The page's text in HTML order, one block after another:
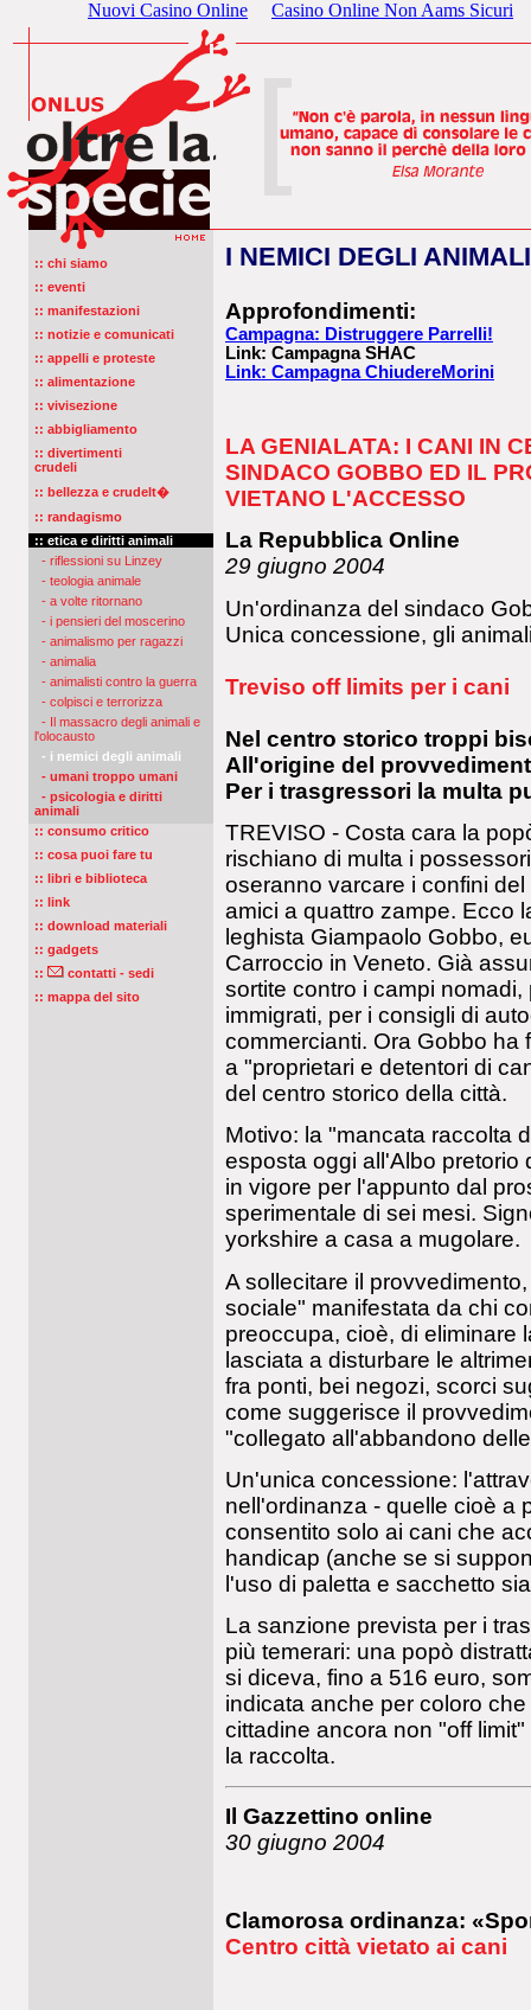
Nuovi Casino Online Casino Online Non Aams Sicuri
:: chi siamo
:: eventi
:: manifestazioni
:: notizie e comunicati
:: appelli e proteste
:: alimentazione
:: vivisezione
:: abbigliamento
:: divertimenti
crudeli
:: bellezza e crudelt�
:: randagismo
:: etica e diritti animali
- riflessioni su Linzey
- teologia animale
- a volte ritornano
- i pensieri del moscerino
- animalismo per ragazzi
- animalia
- animalisti contro la guerra
- colpisci e terrorizza
- Il massacro degli animali e
l'olocausto
- i nemici degli animali
- umani troppo umani
- psicologia e diritti
animali
:: consumo critico
:: cosa puoi fare tu
:: libri e biblioteca
:: link
:: download materiali
:: gadgets
::
contatti - sedi
:: mappa del sito
I NEMICI DEGLI ANIMALI
Approfondimenti:
Campagna: Distruggere Parrelli!
Link: Campagna SHAC
Link: Campagna ChiudereMorini
LA GENIALATA: I CANI IN
SINDACO GOBBO ED IL
VIETANO L'ACCESSO
La Repubblica Online
29 giugno 2004
Un'ordinanza del sindaco
Unica concessione, gli
Treviso off limits per i cani
Nel centro storico troppi
All'origine del
Per i trasgressori la multa
TREVISO - Costa cara la
rischiano di multa i
oseranno varcare i confini
amici a quattro zampe. Ecco
leghista Giampaolo Gobbo,
Carroccio in Veneto. Già
sortite contro i campi
immigrati, per i consigli di
commercianti. Ora Gobbo ha
a "proprietari e detentori di
del centro storico della città.
Motivo: la "mancata raccolta
esposta oggi all'Albo pretorio
in vigore per l'appunto dal
sperimentale di sei mesi.
yorkshire a casa a mugolare.
A sollecitare il
sociale" manifestata da chi
preoccupa, cioè, di eliminare
lasciata a disturbare le
fra ponti, bei negozi, scorci
come suggerisce il
"collegato all'abbandono
Un'unica concessione:
nell'ordinanza - quelle cioè a
consentito solo ai cani che
handicap (anche se si
l'uso di paletta e sacchetto
La sanzione prevista per i
più temerari: una popò
si diceva, fino a 516 euro,
indicata anche per coloro
cittadine ancora non "off
la raccolta.
Il Gazzettino online
30 giugno 2004
Clamorosa ordinanza:
Centro città vietato ai cani